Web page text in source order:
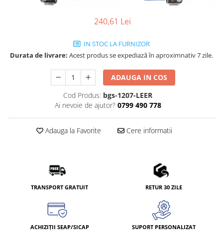
240,61 Lei
IN STOC LA FURNIZOR
Durata de livrare: Acest produs se expediază în aproximnativ 7 zile.
ADAUGA IN COS
Cod Produs: bgs-1207-LEER
Ai nevoie de ajutor? 0799 490 778
Adauga la Favorite Cere informatii
TRANSPORT GRATUIT RETUR 30 ZILE
ACHIZIȚII SEAP/SICAP SUPORT PERSONALIZAT